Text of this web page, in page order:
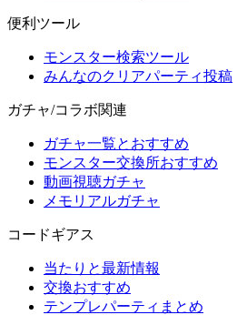
便利ツール
モンスター検索ツール
みんなのクリアパーティ投稿
ガチャ/コラボ関連
ガチャ一覧とおすすめ
モンスター交換所おすすめ
動画視聴ガチャ
メモリアルガチャ
コードギアス
当たりと最新情報
交換おすすめ
テンプレパーティまとめ